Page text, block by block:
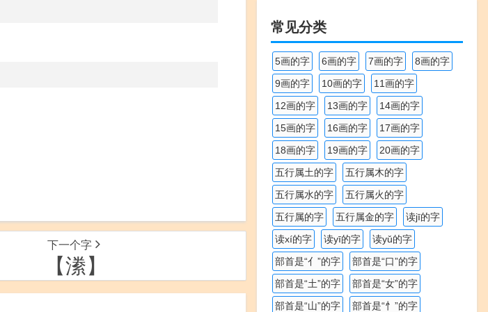
下一个字
【潫】
常见分类
5画的字 6画的字 7画的字
8画的字
9画的字
10画的字
11画的字
12画的字
13画的字
14画的字
15画的字
16画的字
17画的字
18画的字
19画的字
20画的字
五行属土的字
五行属木的字
五行属水的字
五行属火的字
五行属的字
五行属金的字
读jī的字
读xí的字
读yī的字
读yǔ的字
部首是“亻”的字
部首是“口”的字
部首是“土”的字
部首是“女”的字
部首是“山”的字
部首是“忄”的字